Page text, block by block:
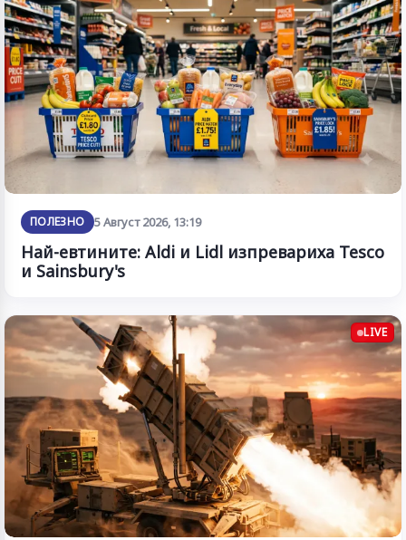
ПОЛЕЗНО 5 Август 2026, 13:19
Най-евтините: Aldi и Lidl изпревариха Tesco
и Sainsbury's
LIVE